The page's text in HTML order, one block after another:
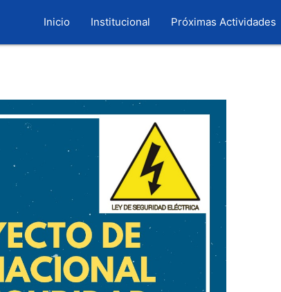
Inicio Institucional Próximas Actividades